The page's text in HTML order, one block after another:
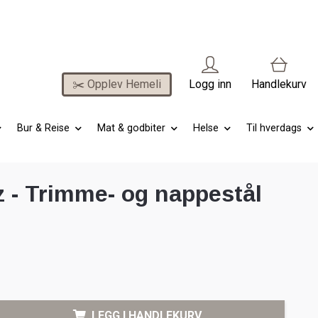
✂️ Opplev Hemeli Logg inn Handlekurv
Bur & Reise Mat & godbiter Helse
Til hverdags
- Trimme- og nappestål
LEGG I HANDLEKURV